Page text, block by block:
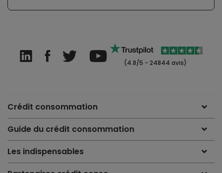
(4.8/5 - 24844 avis)
Crédit consommation
Guide du crédit consommation
Les indispensables